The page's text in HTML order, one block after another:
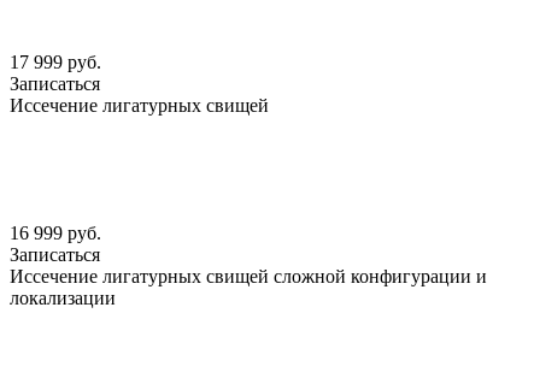
17 999 руб.
Записаться
Иссечение лигатурных свищей
16 999 руб.
Записаться
Иссечение лигатурных свищей сложной конфигурации и
локализации